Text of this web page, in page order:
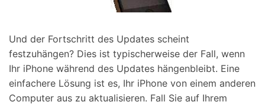
Und der Fortschritt des Updates scheint
festzuhängen? Dies ist typischerweise der Fall, wenn
Ihr iPhone während des Updates hängenbleibt. Eine
einfachere Lösung ist es, Ihr iPhone von einem anderen
Computer aus zu aktualisieren. Fall Sie auf Ihrem